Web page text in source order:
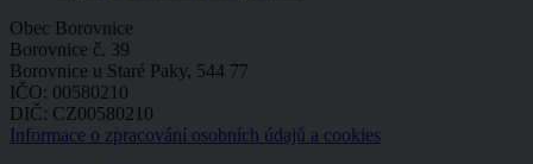
Obec Borovnice
Borovnice č. 39
Borovnice u Staré Paky, 544 77
IČO: 00580210
DIČ: CZ00580210
Informace o zpracování osobních údajů a cookies